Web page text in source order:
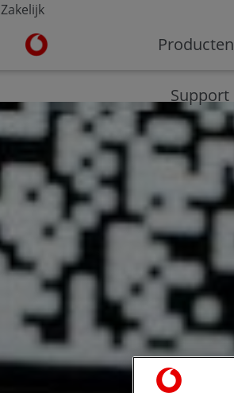
Zakelijk
Ga naar de Vodafone homepage
Producten
Support